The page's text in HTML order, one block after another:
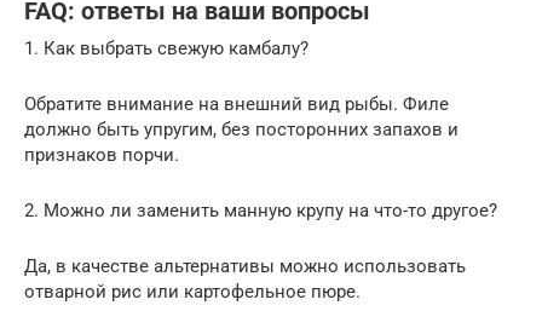
FAQ: ответы на ваши вопросы
1. Как выбрать свежую камбалу?
Обратите внимание на внешний вид рыбы. Филе
должно быть упругим, без посторонних запахов и
признаков порчи.
2. Можно ли заменить манную крупу на что-то другое?
Да, в качестве альтернативы можно использовать
отварной рис или картофельное пюре.